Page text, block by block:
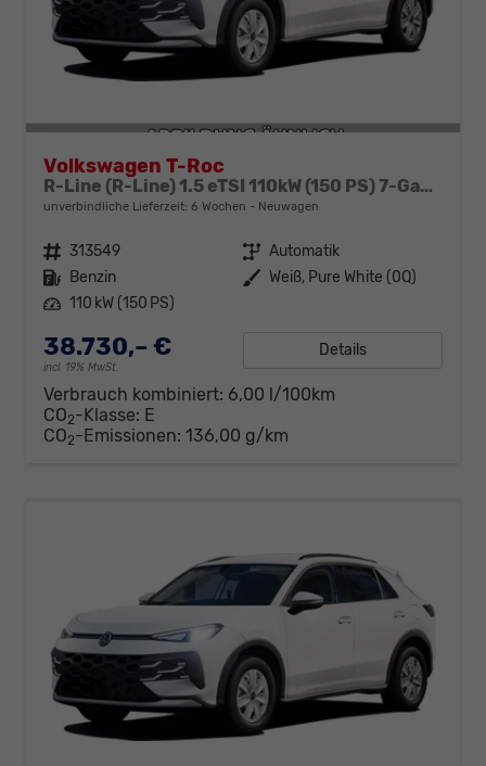
Volkswagen T-Roc
R-Line (R-Line) 1.5 eTSI 110kW (150 PS) 7-Gang-DSG
unverbindliche Lieferzeit: 6 Wochen Neuwagen
Fahrzeugnr. 313549 Getriebe Automatik
Kraftstoff Benzin Außenfarbe Weiß, Pure White (0Q)
Leistung 110 kW (150 PS)
38.730,– €
incl. 19% MwSt.
Details
Verbrauch kombiniert: 6,00 l/100km
CO2-Klasse: E
CO2-Emissionen: 136,00 g/km